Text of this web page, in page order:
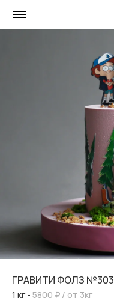
ГРАВИТИ ФОЛЗ
1 кг - 5800 ₽ / от 3кг